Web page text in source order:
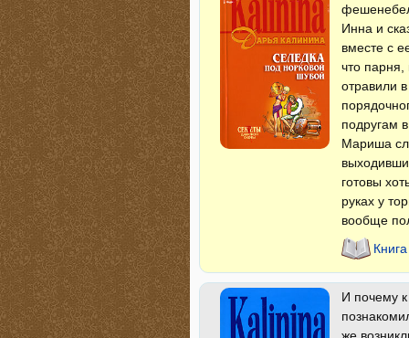
Инна и
вместе с
что парня,
отравили
подругам
Мариша
готовы
руках у
вообще
И почему
же